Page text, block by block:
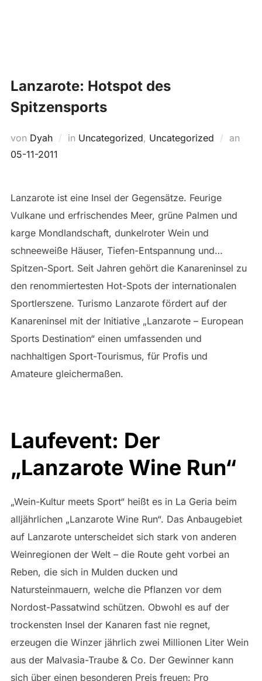
Lanzarote: Hotspot des
Spitzensports
von Dyah in Uncategorized, Uncategorized an
05-11-2011
Lanzarote ist eine Insel der Gegensätze. Feurige
Vulkane und erfrischendes Meer, grüne Palmen und
karge Mondlandschaft, dunkelroter Wein und
schneeweiße Häuser, Tiefen-Entspannung und…
Spitzen-Sport. Seit Jahren gehört die Kanareninsel zu
den renommiertesten Hot-Spots der internationalen
Sportlerszene. Turismo Lanzarote fördert auf der
Kanareninsel mit der Initiative „Lanzarote – European
Sports Destination“ einen umfassenden und
nachhaltigen Sport-Tourismus, für Profis und
Amateure gleichermaßen.
Laufevent: Der
„Lanzarote Wine Run“
„Wein-Kultur meets Sport“ heißt es in La Geria beim
alljährlichen „Lanzarote Wine Run“. Das Anbaugebiet
auf Lanzarote unterscheidet sich stark von anderen
Weinregionen der Welt – die Route geht vorbei an
Reben, die sich in Mulden ducken und
Natursteinmauern, welche die Pflanzen vor dem
Nordost-Passatwind schützen. Obwohl es auf der
trockensten Insel der Kanaren fast nie regnet,
erzeugen die Winzer jährlich zwei Millionen Liter Wein
aus der Malvasia-Traube & Co. Der Gewinner kann
sich über einen besonderen Preis freuen: Pro